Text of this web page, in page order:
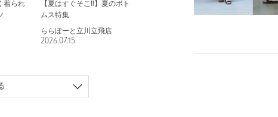
着られ
【夏はすぐそこ‼️】夏のボト
ムス特集
ららぽーと立川立飛店
2026.07.15